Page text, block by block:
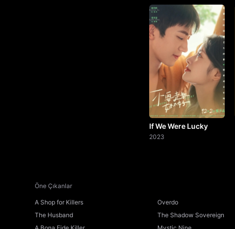
If We Were Lucky
2023
Öne Çıkanlar
A Shop for Killers Overdo
The Husband
The Shadow Sovereign